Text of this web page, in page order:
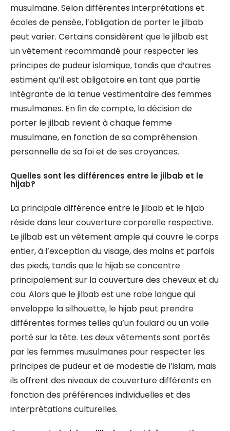
musulmane. Selon différentes interprétations et
écoles de pensée, l’obligation de porter le jilbab
peut varier. Certains considèrent que le jilbab est
un vêtement recommandé pour respecter les
principes de pudeur islamique, tandis que d’autres
estiment qu’il est obligatoire en tant que partie
intégrante de la tenue vestimentaire des femmes
musulmanes. En fin de compte, la décision de
porter le jilbab revient à chaque femme
musulmane, en fonction de sa compréhension
personnelle de sa foi et de ses croyances.
Quelles sont les différences entre le jilbab et le
hijab?
La principale différence entre le jilbab et le hijab
réside dans leur couverture corporelle respective.
Le jilbab est un vêtement ample qui couvre le corps
entier, à l’exception du visage, des mains et parfois
des pieds, tandis que le hijab se concentre
principalement sur la couverture des cheveux et du
cou. Alors que le jilbab est une robe longue qui
enveloppe la silhouette, le hijab peut prendre
différentes formes telles qu’un foulard ou un voile
porté sur la tête. Les deux vêtements sont portés
par les femmes musulmanes pour respecter les
principes de pudeur et de modestie de l’islam, mais
ils offrent des niveaux de couverture différents en
fonction des préférences individuelles et des
interprétations culturelles.